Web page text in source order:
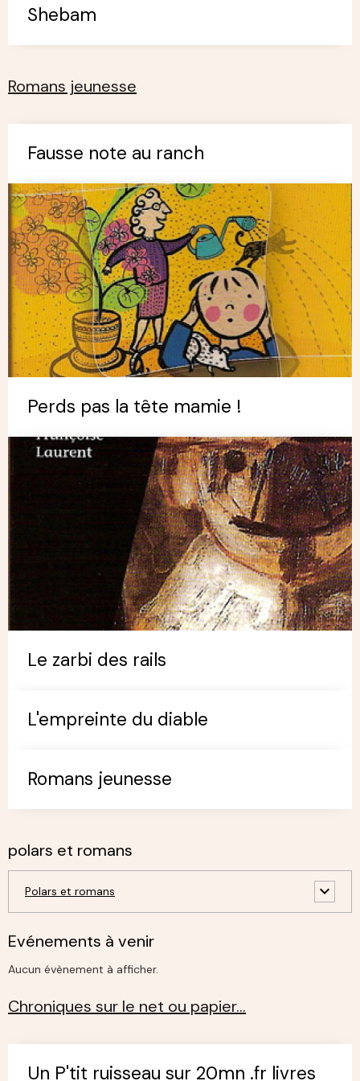
Shebam
Romans jeunesse
Fausse note au ranch
Perds pas la tête mamie !
Le zarbi des rails
L'empreinte du diable
Romans jeunesse
polars et romans
Polars et romans
Evénements à venir
Aucun évènement à afficher.
Chroniques sur le net ou papier…
Un P'tit ruisseau sur 20mn .fr livres